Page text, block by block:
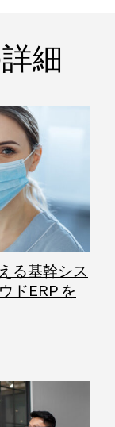
細
る基幹シス
ドERP を